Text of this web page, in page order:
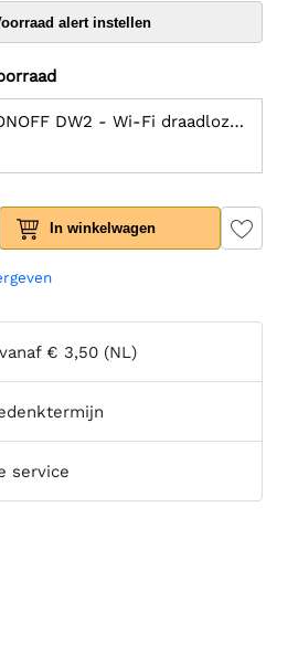
alert instellen
Itead SONOFF DW2 - Wi-Fi draadloze deur-/raamsensor
In winkelwagen
€ 3,50 (NL)
service